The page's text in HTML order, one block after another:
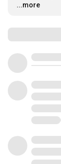
…
...more